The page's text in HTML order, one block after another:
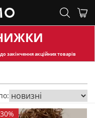
закінчення акційних товарів
30%